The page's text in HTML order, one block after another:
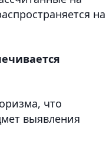
на
что
выявления